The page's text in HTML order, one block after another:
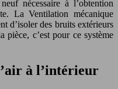
nécessaire à l’obtention
La Ventilation mécanique
d’isoler des bruits extérieurs
pièce, c’est pour ce système
à l’intérieur